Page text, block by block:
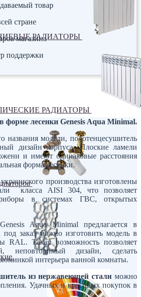
РАДИАТОРЫ
РАДИАТОРЫ
товар
стране
магазина
поддержки
форме лесенки Genesis Aqua Minimal.
названия модели, полотенцесушитель
дизайн корпуса. Плоские ламели
и имеют одинаковые расстояния
форма лесенки.
производства изготовлены
класса AISI 304, что позволяет
в системах ГВС, открытых
Aqua Minimal предлагается в
заказ можно изготовить модель в
RAL. Такая возможность позволяет
неповторимый дизайн, сделать
интерьера ванной комнаты.
из нержавеющей стали можно
Удачных и красивых покупок в